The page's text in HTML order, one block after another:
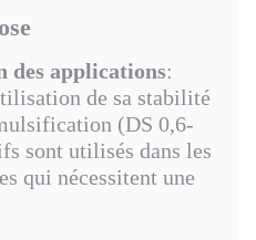
des applications:
de sa stabilité
(DS 0,6-
sont utilisés dans les
qui nécessitent une